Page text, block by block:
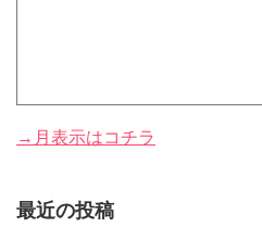
→月表示はコチラ
最近の投稿